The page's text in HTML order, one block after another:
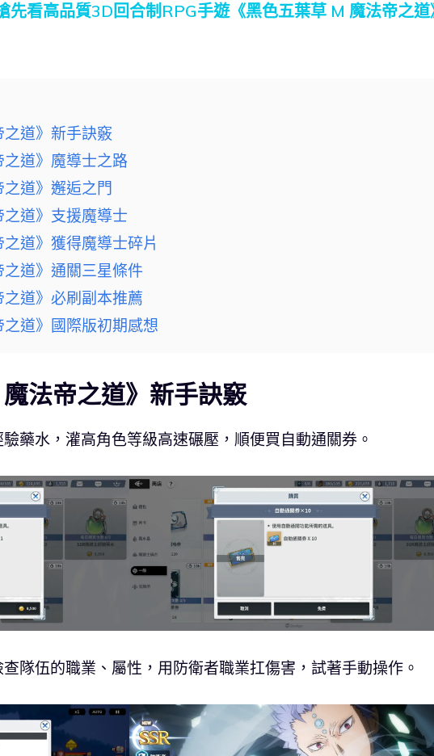
先看高品質3D回合制RPG手遊《黑色五葉草 M 魔法帝之道
道》新手訣竅
道》魔導士之路
道》邂逅之門
道》支援魔導士
道》獲得魔導士碎片
道》通關三星條件
道》必刷副本推薦
道》國際版初期感想
魔法帝之道》新手訣竅
藥水，灌高角色等級高速碾壓，順便買自動通關券。
隊伍的職業、屬性，用防衛者職業扛傷害，試著手動操作。